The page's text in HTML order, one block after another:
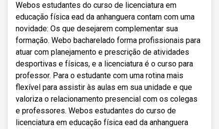
Webos estudantes do curso de licenciatura em
educação física ead da anhanguera contam com uma
novidade: Os que desejarem complementar sua
formação. Webo bacharelado forma profissionais para
atuar com planejamento e prescrição de atividades
desportivas e físicas, e a licenciatura é o curso para
professor. Para o estudante com uma rotina mais
flexível para assistir às aulas em sua unidade e que
valoriza o relacionamento presencial com os colegas
e professores. Webos estudantes do curso de
licenciatura em educação física ead da anhanguera